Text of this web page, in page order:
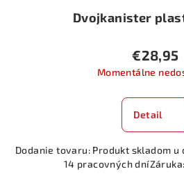
Dvojkanister
€28,95
Momentálne
Detail
Dodanie tovaru: Produkt skladom
14 pracovných